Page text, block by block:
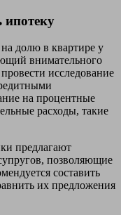
долю в квартире у
внимательного
исследование
на процентные
расходы, такие
предлагают
позволяющие
составить
их предложения